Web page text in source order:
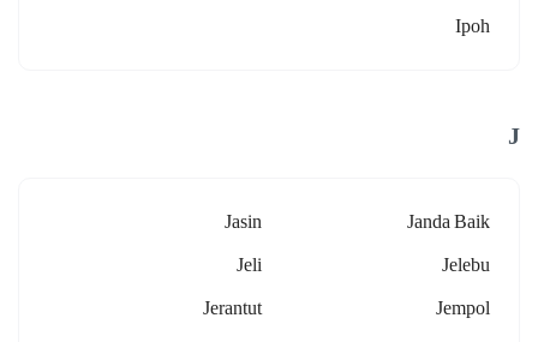
Ipoh
J
Janda Baik
Jasin
Jelebu
Jeli
Jempol
Jerantut